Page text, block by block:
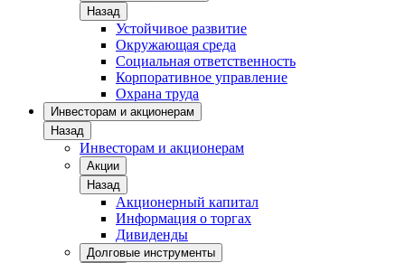
Назад
Устойчивое развитие
Окружающая среда
Социальная ответственность
Корпоративное управление
Охрана труда
Инвесторам и акционерам
Назад
Инвесторам и акционерам
Акции
Назад
Акционерный капитал
Информация о торгах
Дивиденды
Долговые инструменты